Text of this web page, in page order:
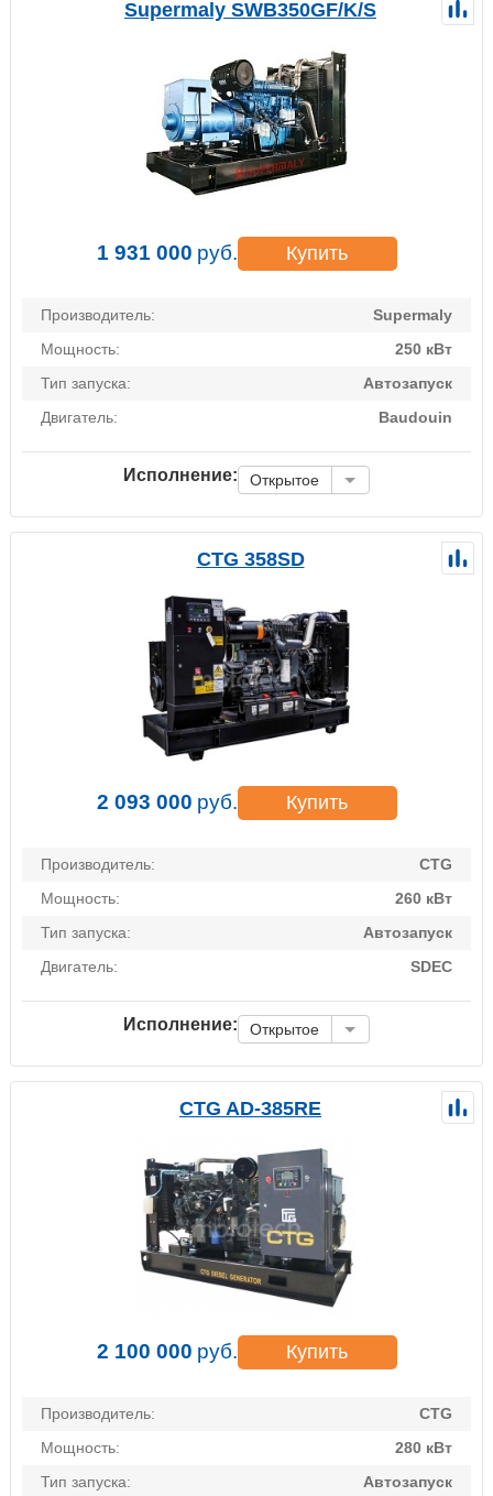
Supermaly SWB350GF/K/S
1 931 000 руб. Купить
Производитель:
Supermaly
Мощность:
250 кВт
Тип запуска:
Автозапуск
Двигатель:
Baudouin
Исполнение: Открытое
CTG 358SD
2 093 000 руб. Купить
Производитель:
CTG
Мощность:
260 кВт
Тип запуска:
Автозапуск
Двигатель:
SDEC
Исполнение: Открытое
CTG AD-385RE
2 100 000 руб. Купить
Производитель:
CTG
Мощность:
280 кВт
Тип запуска:
Автозапуск